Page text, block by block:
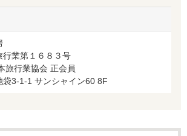
行業第１６８３号
旅行業協会 正会員
袋3-1-1 サンシャイン60 8F